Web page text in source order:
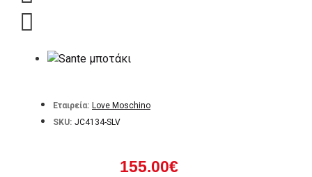
Εταιρεία: Love Moschino
SKU: JC4134-SLV
155.00€